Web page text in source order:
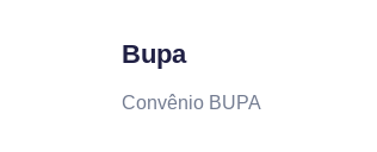
Bupa
Convênio BUPA